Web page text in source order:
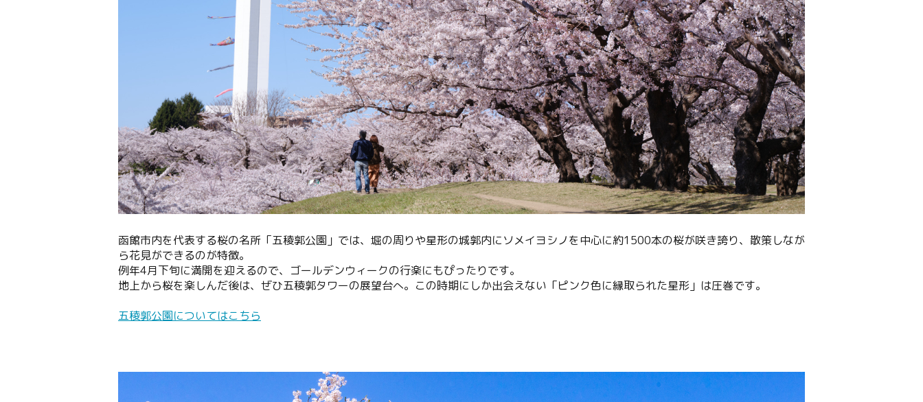
函館市内を代表する桜の名所「五稜郭公園」では、堀の周りや星形の城郭内にソメイヨシノを中心に約1500本の桜が咲き誇り、散策しなが
ら花見ができるのが特徴。
例年4月下旬に満開を迎えるので、ゴールデンウィークの行楽にもぴったりです。
地上から桜を楽しんだ後は、ぜひ五稜郭タワーの展望台へ。この時期にしか出会えない「ピンク色に縁取られた星形」は圧巻です。
五稜郭公園についてはこちら
Copy URL